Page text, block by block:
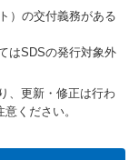
）の交付義務がある
はSDSの発行対象外
、更新・修正は行わ
ください。